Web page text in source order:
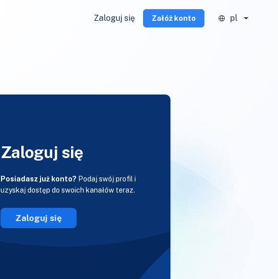
Zaloguj się Załóż konto pl
Zaloguj się
Posiadasz już konto? Podaj swój profil i
uzyskaj dostęp do swoich kanałów teraz.
Zaloguj się